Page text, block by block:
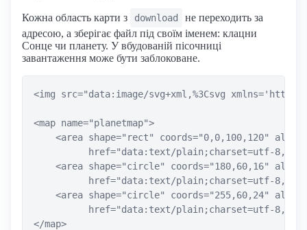
Кожна область карти з download
не переходить за
адресою, а зберігає файл під своїм іменем: клацни
Сонце чи планету. У вбудованій пісочниці
завантаження може бути заблоковане.
<img src="data:image/svg+xml,%3Csvg
<map name="planetmap">
<area shape="rect" coords="0,0,100,120"
href="data:text/plain;charset=utf-
<area shape="circle" coords="180,60,16"
href="data:text/plain;charset=utf-
<area shape="circle" coords="255,60,24"
href="data:text/plain;charset=utf-
</map>